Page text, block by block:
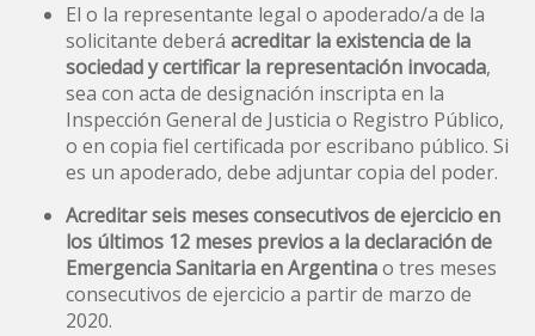
El o la representante legal o apoderado/a de la
solicitante deberá acreditar la existencia de la
sociedad y certificar la representación invocada,
sea con acta de designación inscripta en la
Inspección General de Justicia o Registro Público,
o en copia fiel certificada por escribano público. Si
es un apoderado, debe adjuntar copia del poder.
Acreditar seis meses consecutivos de ejercicio en
los últimos 12 meses previos a la declaración de
Emergencia Sanitaria en Argentinao tres meses
consecutivos de ejercicio a partir de marzo de
2020.